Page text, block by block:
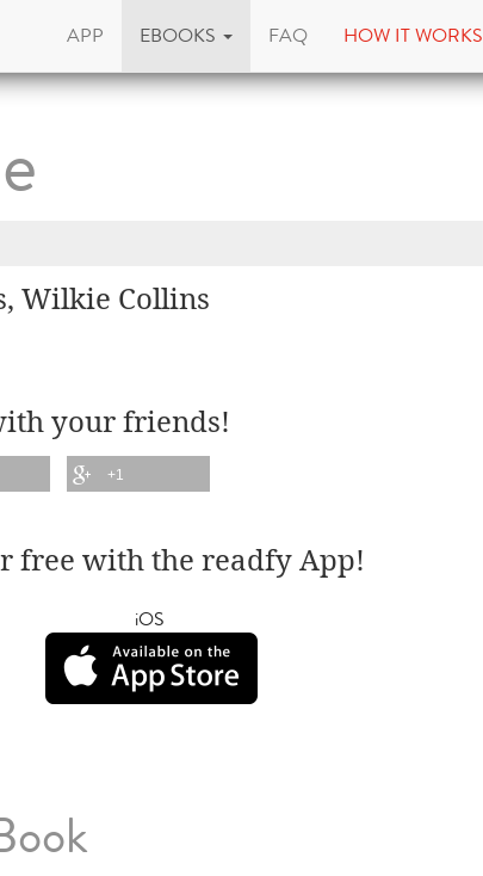
APP EBOOKS FAQ HOW IT WORKS
Wilkie Collins
your friends!
+1
free with the readfy App!
iOS